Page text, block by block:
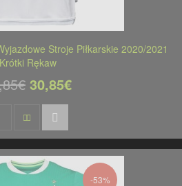
Stroje Piłkarskie 2020/2021
Krótki Rękaw
30,85€
-53%